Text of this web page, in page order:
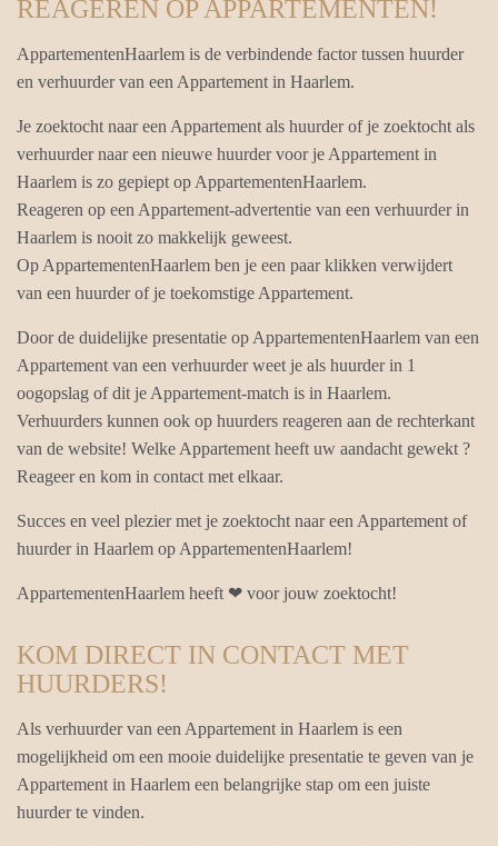
REAGEREN OP APPARTEMENTEN!
AppartementenHaarlem is de verbindende factor tussen huurder
en verhuurder van een Appartement in Haarlem.
Je zoektocht naar een Appartement als huurder of je zoektocht als
verhuurder naar een nieuwe huurder voor je Appartement in
Haarlem is zo gepiept op AppartementenHaarlem.
Reageren op een Appartement-advertentie van een verhuurder in
Haarlem is nooit zo makkelijk geweest.
Op AppartementenHaarlem ben je een paar klikken verwijdert
van een huurder of je toekomstige Appartement.
Door de duidelijke presentatie op AppartementenHaarlem van een
Appartement van een verhuurder weet je als huurder in 1
oogopslag of dit je Appartement-match is in Haarlem.
Verhuurders kunnen ook op huurders reageren aan de rechterkant
van de website! Welke Appartement heeft uw aandacht gewekt ?
Reageer en kom in contact met elkaar.
Succes en veel plezier met je zoektocht naar een Appartement of
huurder in Haarlem op AppartementenHaarlem!
AppartementenHaarlem heeft ❤ voor jouw zoektocht!
KOM DIRECT IN CONTACT MET
HUURDERS!
Als verhuurder van een Appartement in Haarlem is een
mogelijkheid om een mooie duidelijke presentatie te geven van je
Appartement in Haarlem een belangrijke stap om een juiste
huurder te vinden.